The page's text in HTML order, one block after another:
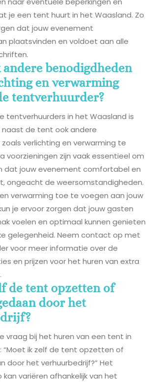
je een tent huurt in het Waasland. Zo
dat jouw evenement
plaatsvinden en voldoet aan alle
benodigdheden
en verwarming
tentverhuurder?
tentverhuurders in het Waasland is
de tent ook andere
verlichting en verwarming te
voorzieningen zijn vaak essentieel om
dat jouw evenement comfortabel en
ongeacht de weersomstandigheden.
verwarming toe te voegen aan jouw
je ervoor zorgen dat jouw gasten
voelen en optimaal kunnen genieten
gelegenheid. Neem contact op met
voor meer informatie over de
en prijzen voor het huren van extra
de tent opzetten of
door het
vraag bij het huren van een tent in
“Moet ik zelf de tent opzetten of
door het verhuurbedrijf?” Het
variëren afhankelijk van het